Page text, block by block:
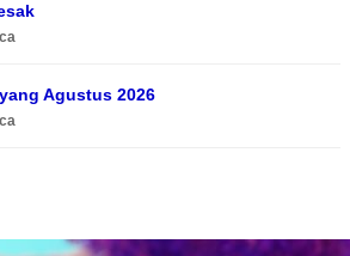
Agustus 2026